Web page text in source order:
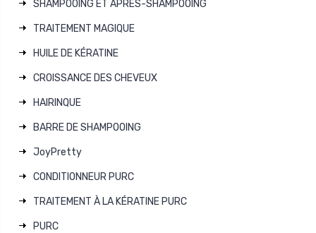
SHAMPOOING ET APRÈS-SHAMPOOING
TRAITEMENT MAGIQUE
HUILE DE KÉRATINE
CROISSANCE DES CHEVEUX
HAIRINQUE
BARRE DE SHAMPOOING
JoyPretty
CONDITIONNEUR PURC
TRAITEMENT À LA KÉRATINE PURC
PURC